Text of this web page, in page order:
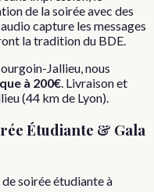
de la soirée avec des
capture les messages
la tradition du BDE.
Jallieu, nous
à 200€. Livraison et
(44 km de Lyon).
Étudiante & Gala
soirée étudiante à